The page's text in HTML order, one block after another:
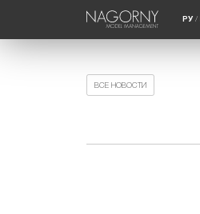
РУ /
ВСЕ НОВОСТИ